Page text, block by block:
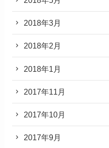
2018年3月
2018年2月
2018年1月
2017年11月
2017年10月
2017年9月